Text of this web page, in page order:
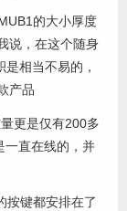
的大小厚度
说，在这个随身
相当不易的，
产品
更是仅有200多
一直在线的，并
按键都安排在了